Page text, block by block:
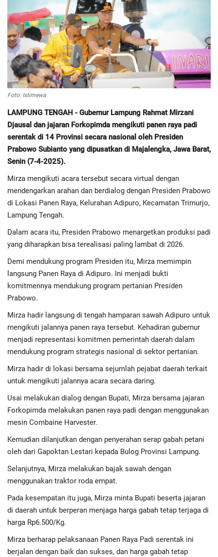
Regional
Pendidikan
Ekonomi
Olahraga
Wisata
Politik
Internasional
Advertorial
Monologis TV
Kopilogis
Foto: Istimewa
LAMPUNG TENGAH - Gubernur Lampung Rahmat Mirzani
Djausal dan jajaran Forkopimda mengikuti panen raya padi
serentak di 14 Provinsi secara nasional oleh Presiden
Prabowo Subianto yang dipusatkan di Majalengka, Jawa Barat,
Senin (7-4-2025).
Mirza mengikuti acara tersebut secara virtual dengan
mendengarkan arahan dan berdialog dengan Presiden Prabowo
di Lokasi Panen Raya, Kelurahan Adipuro, Kecamatan Trimurjo,
Lampung Tengah.
Dalam acara itu, Presiden Prabowo menargetkan produksi padi
yang diharapkan bisa terealisasi paling lambat di 2026.
Demi mendukung program Presiden itu, Mirza memimpin
langsung Panen Raya di Adipuro. Ini menjadi bukti
komitmennya mendukung program pertanian Presiden
Prabowo.
Mirza hadir langsung di tengah hamparan sawah Adipuro untuk
mengikuti jalannya panen raya tersebut. Kehadiran gubernur
menjadi representasi komitmen pemerintah daerah dalam
mendukung program strategis nasional di sektor pertanian.
Mirza hadir di lokasi bersama sejumlah pejabat daerah terkait
untuk mengikuti jalannya acara secara daring.
Usai melakukan dialog dengan Bupati, Mirza bersama jajaran
Forkopimda melakukan panen raya padi dengan menggunakan
mesin Combaine Harvester.
Kemudian dilanjutkan dengan penyerahan serap gabah petani
oleh dari Gapoktan Lestari kepada Bulog Provinsi Lampung.
Selanjutnya, Mirza melakukan bajak sawah dengan
menggunakan traktor roda empat.
Pada kesempatan itu juga, Mirza minta Bupati beserta jajaran
di daerah untuk berperan menjaga harga gabah tetap terjaga di
harga Rp6.500/Kg.
Mirza berharap pelaksanaan Panen Raya Padi serentak ini
berjalan dengan baik dan sukses, dan harga gabah tetap